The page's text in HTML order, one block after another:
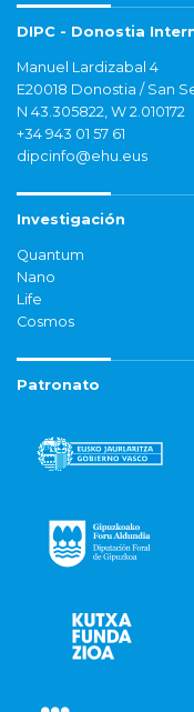
DIPC - Donostia
Manuel Lardizabal 4
E20018 Donostia / San
N 43.305822, W 2.010172
+34 943 01 57 61
dipcinfo@ehu.eus
Investigación
Quantum
Nano
Life
Cosmos
Patronato